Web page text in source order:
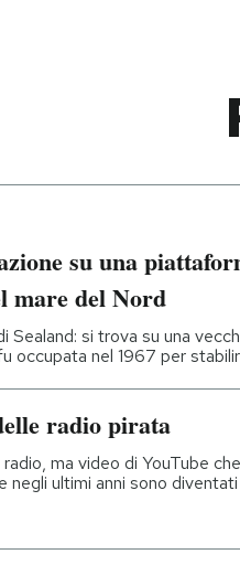
calcio 2026
su una
mare del Nord
Sealand: si trova su una
occupata nel 1967 per
radio pirata
ma video di YouTube
negli ultimi anni sono